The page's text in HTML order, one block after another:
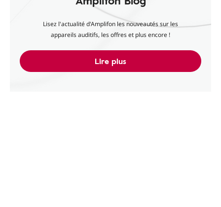
Lisez l'actualité d'Amplifon les nouveautés sur les
appareils auditifs, les offres et plus encore !
Lire plus